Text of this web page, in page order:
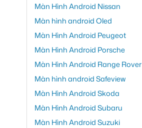
Màn Hình Android Nissan
Màn hình android Oled
Màn Hình Android Peugeot
Màn Hình Android Porsche
Màn Hình Android Range Rover
Màn hình android Safeview
Màn Hình Android Skoda
Màn Hình Android Subaru
Màn Hình Android Suzuki